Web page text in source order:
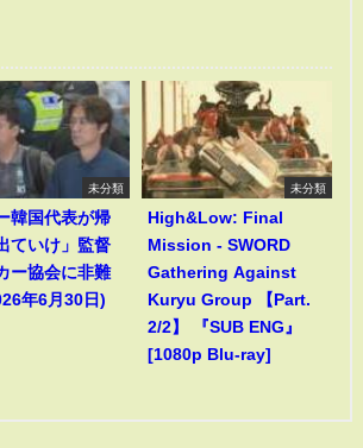
未分類
韓国代表が帰
ていけ」監督
ー協会に非難
年6月30日)
未分類
High&Low: Final
Mission - SWORD
Gathering Against
Kuryu Group 【Part.
2/2】 『SUB ENG』
[1080p Blu-ray]